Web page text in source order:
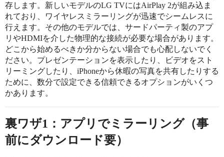
存します。新しいモデルのLG TVにはAirPlay 2が組み込ま
れており、ワイヤレスミラーリングが迅速でシームレスに
行えます。その他のモデルでは、サードパーティ製のアプ
リやHDMIを介した物理的な接続が必要な場合があります。
どこから始めるべきか分からない場合でも心配しないでく
ださい。プレゼンテーションを表示したり、ビデオをスト
リーミングしたり、iPhoneから休暇の写真を共有したりする
ために、数分で設定できる信頼できるオプションがいくつ
かあります。
裏ワザ1：アプリでミラーリング（事
前にダウンロード要）